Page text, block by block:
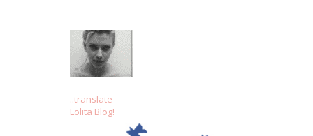
..translate
Lolita Blog!